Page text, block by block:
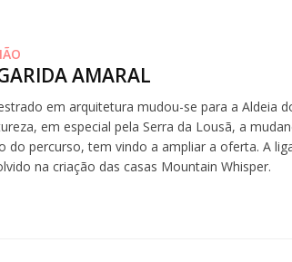
AMARAL
em arquitetura mudou-se para a Aldeia
em especial pela Serra da Lousã, a
do percurso, tem vindo a ampliar a oferta. A
na criação das casas Mountain Whisper.